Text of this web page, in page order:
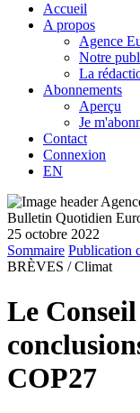
Accueil
A propos
Agence
Notre
La
Abonnements
Aperçu
Je
Contact
Connexion
EN
Bulletin Quotidien
25 octobre 2022
Sommaire Publication
BRÈVES / Climat
Le
COP27